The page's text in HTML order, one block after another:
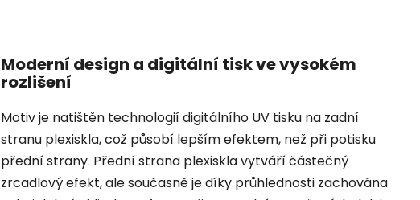
Moderní design a digitální tisk ve vysokém
rozlišení
Motiv je natištěn technologií digitálního UV tisku na zadní
stranu plexiskla, což působí lepším efektem, než při potisku
přední strany. Přední strana plexiskla vytváří částečný
zrcadlový efekt, ale současně je díky průhlednosti zachována